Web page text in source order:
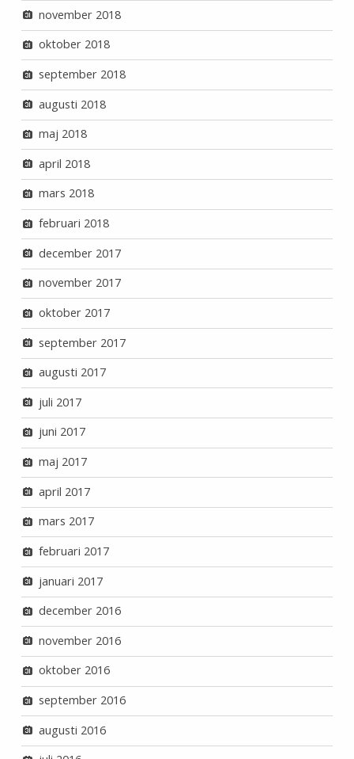
november 2018
oktober 2018
september 2018
augusti 2018
maj 2018
april 2018
mars 2018
februari 2018
december 2017
november 2017
oktober 2017
september 2017
augusti 2017
juli 2017
juni 2017
maj 2017
april 2017
mars 2017
februari 2017
januari 2017
december 2016
november 2016
oktober 2016
september 2016
augusti 2016